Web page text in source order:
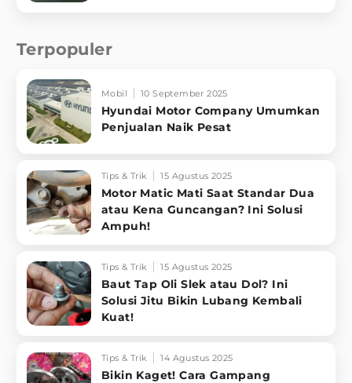
Terpopuler
Mobil 10 September 2025
Hyundai Motor Company Umumkan
Penjualan Naik Pesat
Tips & Trik 15 Agustus 2025
Motor Matic Mati Saat Standar Dua
atau Kena Guncangan? Ini Solusi
Ampuh!
Tips & Trik 15 Agustus 2025
Baut Tap Oli Slek atau Dol? Ini
Solusi Jitu Bikin Lubang Kembali
Kuat!
Tips & Trik 14 Agustus 2025
Bikin Kaget! Cara Gampang